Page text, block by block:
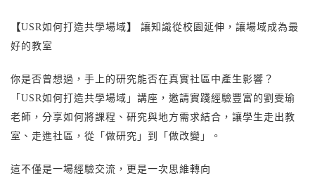
【USR如何打造共學場域】 讓知識從校園延伸，讓場域成為最
好的教室
你是否曾想過，手上的研究能否在真實社區中產生影響？
「USR如何打造共學場域」講座，邀請實踐經驗豐富的劉雯瑜
老師，分享如何將課程、研究與地方需求結合，讓學生走出教
室、走進社區，從「做研究」到「做改變」。
這不僅是一場經驗交流，更是一次思維轉向